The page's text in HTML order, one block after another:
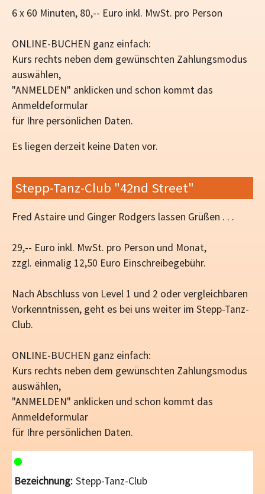
6 x 60 Minuten, 80,-- Euro inkl. MwSt. pro Person
ONLINE-BUCHEN ganz einfach:
Kurs rechts neben dem gewünschten Zahlungsmodus
auswählen,
"ANMELDEN" anklicken und schon kommt das
Anmeldeformular
für Ihre persönlichen Daten.
Es liegen derzeit keine Daten vor.
Stepp-Tanz-Club "42nd Street"
Fred Astaire und Ginger Rodgers lassen Grüßen . . .
29,-- Euro inkl. MwSt. pro Person und Monat,
zzgl. einmalig 12,50 Euro Einschreibegebühr.
Nach Abschluss von Level 1 und 2 oder vergleichbaren
Vorkenntnissen, geht es bei uns weiter im Stepp-Tanz-
Club.
ONLINE-BUCHEN ganz einfach:
Kurs rechts neben dem gewünschten Zahlungsmodus
auswählen,
"ANMELDEN" anklicken und schon kommt das
Anmeldeformular
für Ihre persönlichen Daten.
Stepp-Tanz-Club